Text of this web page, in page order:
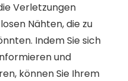
Verletzungen
Nähten, die zu
Indem Sie sich
und
können Sie Ihrem